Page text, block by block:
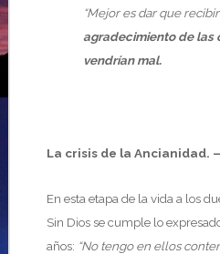
“Mejor es dar que
agradecimiento de las
vendrían mal.
La crisis de la Ancianidad. –
En esta etapa de la vida a los
Sin Dios se cumple lo
años: “No tengo en ellos